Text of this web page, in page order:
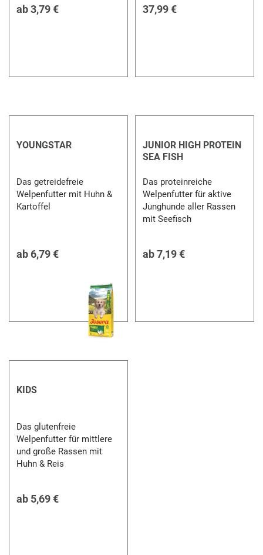
ab3,79 € 37,99 €
YOUNGSTAR
Das getreidefreie
Welpenfutter mit Huhn &
Kartoffel
ab 6,79 €
JUNIOR HIGH PROTEIN
SEA FISH
Das proteinreiche
Welpenfutter für aktive
Junghunde aller Rassen
mit Seefisch
ab7,19 €
KIDS
Das glutenfreie
Welpenfutter für mittlere
und große Rassen mit
Huhn & Reis
ab 5,69 €